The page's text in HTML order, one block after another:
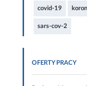
covid-19
sars-cov-2
OFERTY PRACY